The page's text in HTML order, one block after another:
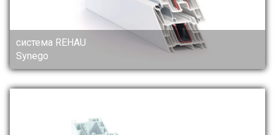
система REHAU
Synego